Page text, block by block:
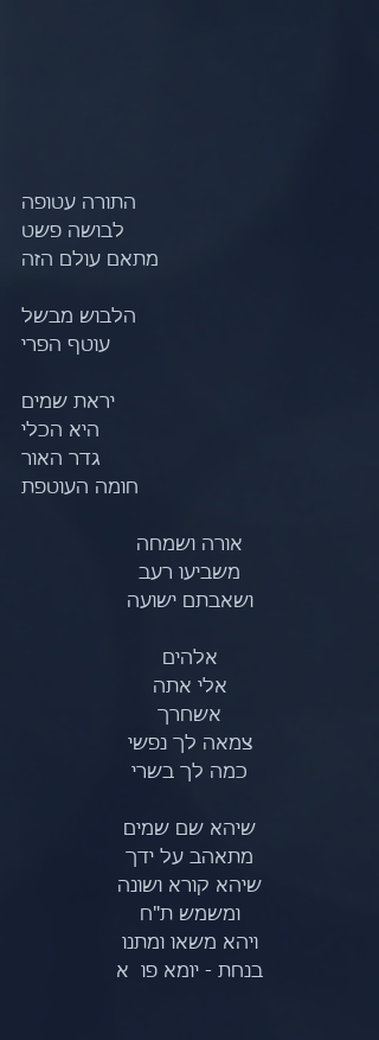
התורה עטופה
לבושה פשט
מתאם עולם הזה
הלבוש מבשל
עוטף הפרי
יראת שמים
היא הכלי
גדר האור
חומה העוטפת
אורה ושמחה
משביעו רעב
ושאבתם ישועה
אלהים
אלי אתה
אשחרך
צמאה לך נפשי
כמה לך בשרי
שיהא שם שמים
מתאהב על ידך
שיהא קורא ושונה
ומשמש ת"ח
ויהא משאו ומתנו
בנחת - יומא פו  א